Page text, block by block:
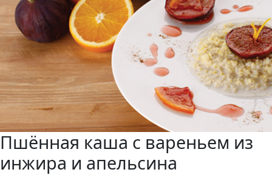
Пшённая каша с вареньем из
инжира и апельсина